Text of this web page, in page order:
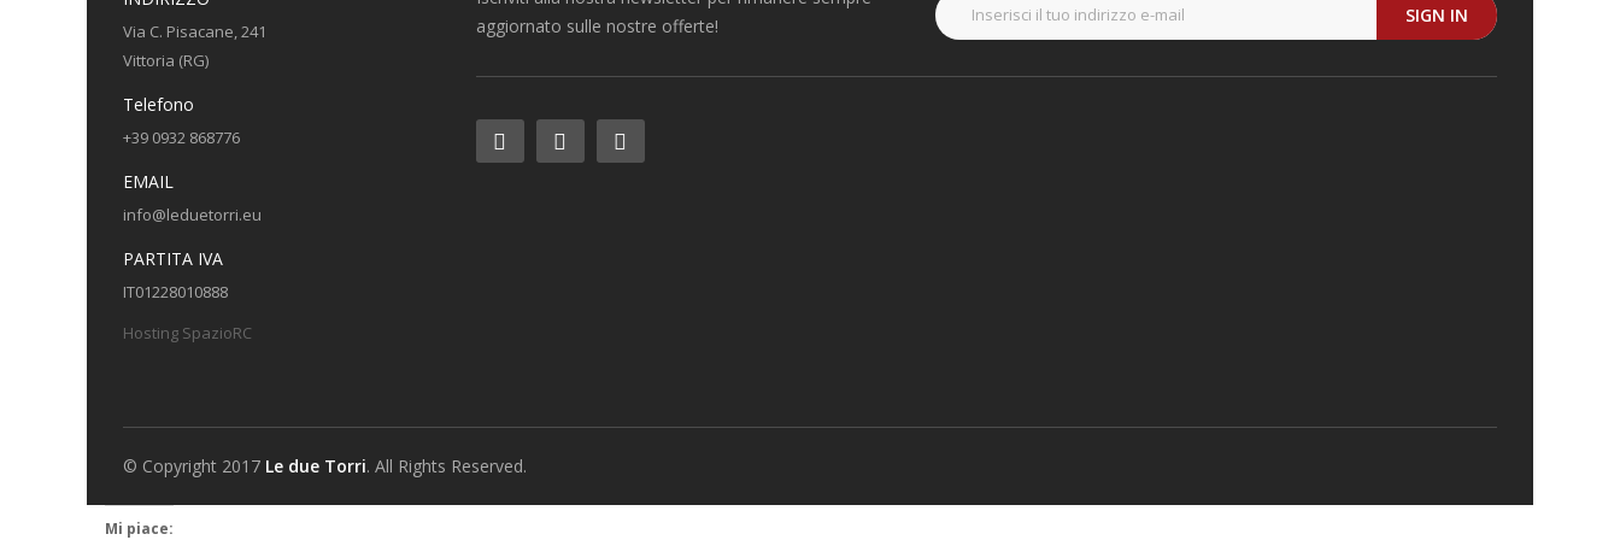
Via C. Pisacane, 241
Vittoria (RG)
Telefono
+39 0932 868776
EMAIL
info@leduetorri.eu
PARTITA IVA
IT01228010888
Hosting SpazioRC
aggiornato sulle nostre offerte!
SIGN IN
© Copyright 2017 Le due Torri. All Rights Reserved.
Mi piace: